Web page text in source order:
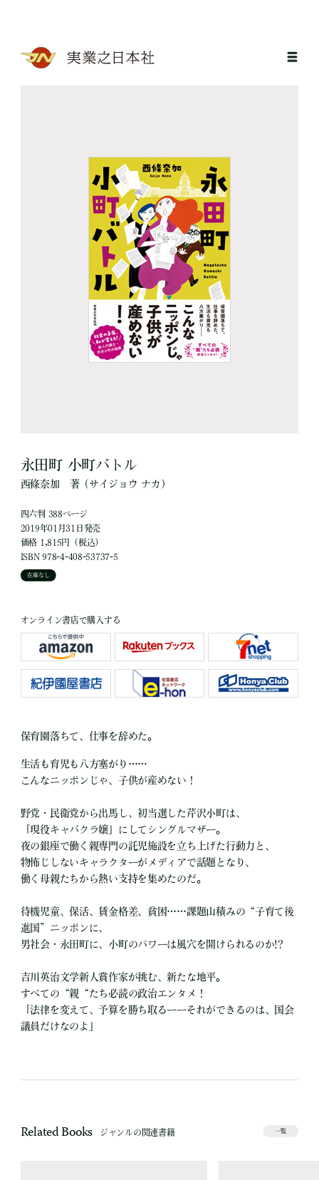
永田町 小町バトル
西條奈加 著（サイジョウ ナカ）
四六判 388ページ
2019年01月31日発売
価格 1,815円（税込）
ISBN 978-4-408-53737-5
在庫なし
オンライン書店で購入する
保育園落ちて、仕事を辞めた。
生活も育児も八方塞がり……
こんなニッポンじゃ、子供が産めない！
野党・民衛党から出馬し、初当選した芹沢小町は、
「現役キャバクラ嬢」にしてシングルマザー。
夜の銀座で働く親専門の託児施設を立ち上げた行動力と、
物怖じしないキャラクターがメディアで話題となり、
働く母親たちから熱い支持を集めたのだ。
待機児童、保活、賃金格差、貧困……課題山積みの“子育て後
進国”ニッポンに、
男社会・永田町に、小町のパワーは風穴を開けられるのか!?
吉川英治文学新人賞作家が挑む、新たな地平。
すべての“親“たち必読の政治エンタメ！
「法律を変えて、予算を勝ち取るーーそれができるのは、国会
議員だけなのよ」
Related Books ジャンルの関連書籍 一覧